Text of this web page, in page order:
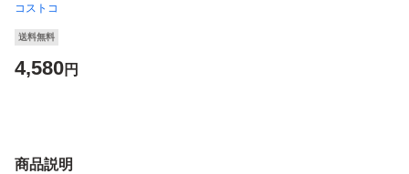
コストコ
送料無料
4,580円
商品説明